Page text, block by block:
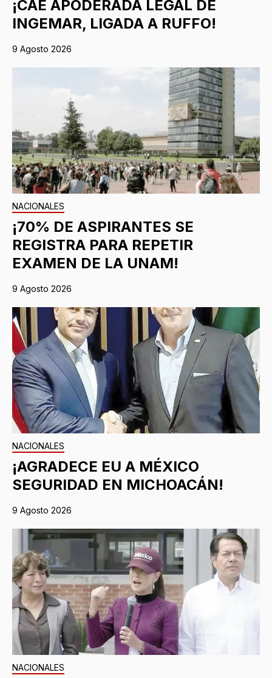
¡CAE APODERADA LEGAL DE
INGEMAR, LIGADA A RUFFO!
9 Agosto 2026
NACIONALES
¡70% DE ASPIRANTES SE
REGISTRA PARA REPETIR
EXAMEN DE LA UNAM!
9 Agosto 2026
NACIONALES
¡AGRADECE EU A MÉXICO
SEGURIDAD EN MICHOACÁN!
9 Agosto 2026
NACIONALES